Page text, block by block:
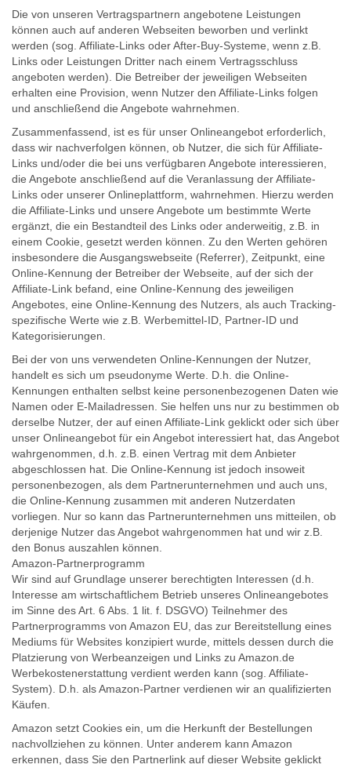
Die von unseren Vertragspartnern angebotene Leistungen
können auch auf anderen Webseiten beworben und verlinkt
werden (sog. Affiliate-Links oder After-Buy-Systeme, wenn z.B.
Links oder Leistungen Dritter nach einem Vertragsschluss
angeboten werden). Die Betreiber der jeweiligen Webseiten
erhalten eine Provision, wenn Nutzer den Affiliate-Links folgen
und anschließend die Angebote wahrnehmen.
Zusammenfassend, ist es für unser Onlineangebot erforderlich,
dass wir nachverfolgen können, ob Nutzer, die sich für Affiliate-
Links und/oder die bei uns verfügbaren Angebote interessieren,
die Angebote anschließend auf die Veranlassung der Affiliate-
Links oder unserer Onlineplattform, wahrnehmen. Hierzu werden
die Affiliate-Links und unsere Angebote um bestimmte Werte
ergänzt, die ein Bestandteil des Links oder anderweitig, z.B. in
einem Cookie, gesetzt werden können. Zu den Werten gehören
insbesondere die Ausgangswebseite (Referrer), Zeitpunkt, eine
Online-Kennung der Betreiber der Webseite, auf der sich der
Affiliate-Link befand, eine Online-Kennung des jeweiligen
Angebotes, eine Online-Kennung des Nutzers, als auch Tracking-
spezifische Werte wie z.B. Werbemittel-ID, Partner-ID und
Kategorisierungen.
Bei der von uns verwendeten Online-Kennungen der Nutzer,
handelt es sich um pseudonyme Werte. D.h. die Online-
Kennungen enthalten selbst keine personenbezogenen Daten wie
Namen oder E-Mailadressen. Sie helfen uns nur zu bestimmen ob
derselbe Nutzer, der auf einen Affiliate-Link geklickt oder sich über
unser Onlineangebot für ein Angebot interessiert hat, das Angebot
wahrgenommen, d.h. z.B. einen Vertrag mit dem Anbieter
abgeschlossen hat. Die Online-Kennung ist jedoch insoweit
personenbezogen, als dem Partnerunternehmen und auch uns,
die Online-Kennung zusammen mit anderen Nutzerdaten
vorliegen. Nur so kann das Partnerunternehmen uns mitteilen, ob
derjenige Nutzer das Angebot wahrgenommen hat und wir z.B.
den Bonus auszahlen können.
Amazon-Partnerprogramm
Wir sind auf Grundlage unserer berechtigten Interessen (d.h.
Interesse am wirtschaftlichem Betrieb unseres Onlineangebotes
im Sinne des Art. 6 Abs. 1 lit. f. DSGVO) Teilnehmer des
Partnerprogramms von Amazon EU, das zur Bereitstellung eines
Mediums für Websites konzipiert wurde, mittels dessen durch die
Platzierung von Werbeanzeigen und Links zu Amazon.de
Werbekostenerstattung verdient werden kann (sog. Affiliate-
System). D.h. als Amazon-Partner verdienen wir an qualifizierten
Käufen.
Amazon setzt Cookies ein, um die Herkunft der Bestellungen
nachvollziehen zu können. Unter anderem kann Amazon
erkennen, dass Sie den Partnerlink auf dieser Website geklickt